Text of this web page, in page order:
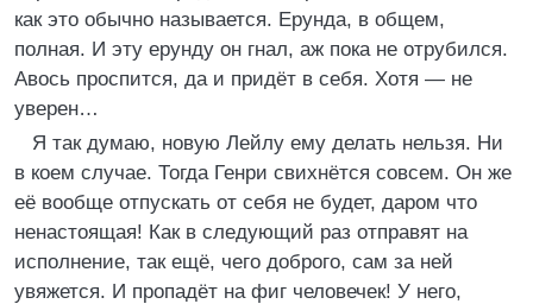
как это обычно называется. Ерунда, в общем,
полная. И эту ерунду он гнал, аж пока не отрубился.
Авось проспится, да и придёт в себя. Хотя — не
уверен…
Я так думаю, новую Лейлу ему делать нельзя. Ни
в коем случае. Тогда Генри свихнётся совсем. Он же
её вообще отпускать от себя не будет, даром что
ненастоящая! Как в следующий раз отправят на
исполнение, так ещё, чего доброго, сам за ней
увяжется. И пропадёт на фиг человечек! У него,